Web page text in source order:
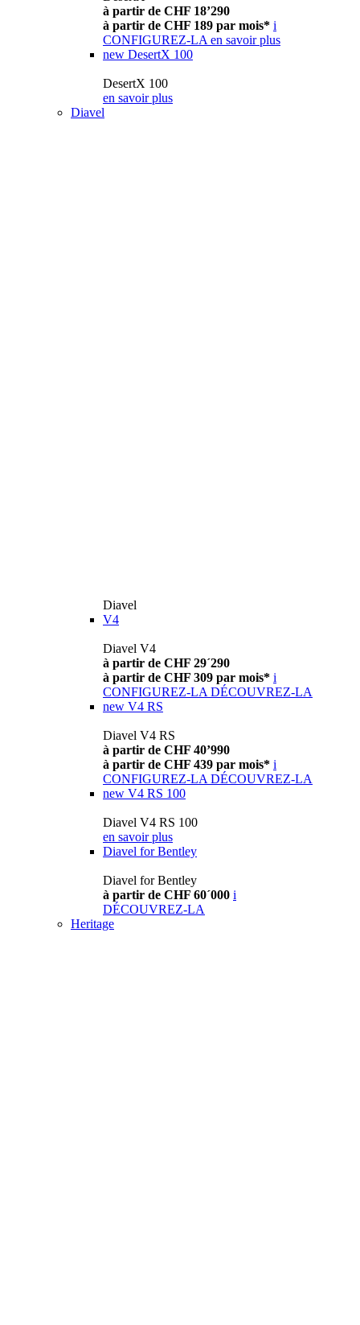
à partir de CHF 18’290
à partir de CHF 189 par mois* i
CONFIGUREZ-LA en savoir plus
new DesertX 100
DesertX 100
en savoir plus
Diavel
Diavel
V4
Diavel V4
à partir de CHF 29´290
à partir de CHF 309 par mois* i
CONFIGUREZ-LA DÉCOUVREZ-LA
new V4 RS
Diavel V4 RS
à partir de CHF 40’990
à partir de CHF 439 par mois* i
CONFIGUREZ-LA DÉCOUVREZ-LA
new V4 RS 100
Diavel V4 RS 100
en savoir plus
Diavel for Bentley
Diavel for Bentley
à partir de CHF 60´000 i
DÉCOUVREZ-LA
Heritage